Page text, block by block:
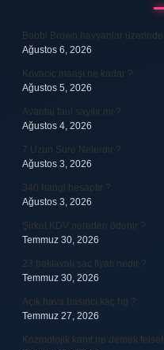
Bobbi Brown hayvanlar
Ağustos 6, 2026
Kovacic maaşı ne kadar ?
Ağustos 5, 2026
Avantaj faul sayılır mı ?
Ağustos 4, 2026
7 Uzun Sure Nelerdir ?
Ağustos 3, 2026
340 hangi hesaptır ?
Ağustos 3, 2026
Şirket KDV nereden ödenir ?
Temmuz 30, 2026
23 baklavalı sac fiyatı nedir ?
Temmuz 30, 2026
Açık hava basıncı kaç hg ?
Temmuz 27, 2026
Kozmolojik kanıt ne demek